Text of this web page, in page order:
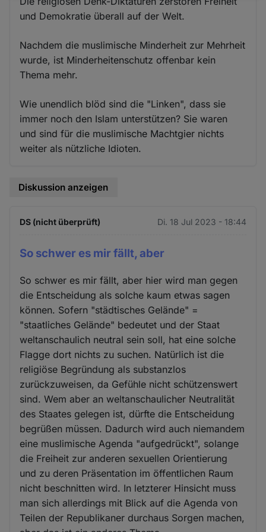
und Demokratie überall auf der Welt.
Nachdem die muslimische Minderheit zur Mehrheit
wurde, ist Minderheitenschutz offenbar kein
Thema mehr.
Wie unendlich blöd sind die "Linken", dass sie
immer noch den Islam unterstützen? Sie waren
und sind für die muslimische Machtgier nichts
weiter als nützliche Idioten.
Diskussion anzeigen
DS (nicht überprüft) Di. 18 Jul 2023 - 18:44
So schwer es mir fällt, aber
So schwer es mir fällt, aber hier wird man gegen
die Entscheidung als solche kaum etwas sagen
können. Sofern "städtisches Gelände" =
"staatliches Gelände" bedeutet und der Staat
weltanschaulich neutral sein soll, hat eine solche
Flagge dort nichts zu suchen. Natürlich ist die
religiöse Begründung als substanzlos
zurückzuweisen, da Gefühle nicht schützenswert
sind. Wem aber an weltanschaulicher Neutralität
des Staates gelegen ist, dürfte die Entscheidung
begrüßen müssen. Dadurch wird auch niemandem
eine muslimische Agenda "aufgedrückt", solange
die Freiheit zur anderen sexuellen Orientierung
und zu deren Präsentation im öffentlichen Raum
nicht beschnitten wird. In letzterer Hinsicht muss
man sich allerdings mit Blick auf die Agenda von
Teilen der Republikaner durchaus Sorgen machen,
und